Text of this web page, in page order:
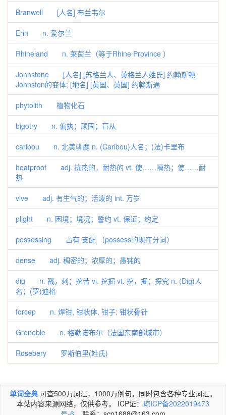
Branwell [人名] 布兰韦尔
Erin n. 爱尔兰
Rhineland n. 莱茵兰（等于Rhine Province ）
Johnstone [人名] [苏格兰人、英格兰人姓氏] 约翰斯顿
Johnston的变体; [地名] [英国、英国] 约翰斯通
phytolith 植物化石
bigotry n. 偏执；顽固；盲从
caribou n. 北美驯鹿 n. (Caribou)人名；(法)卡里布
heatproof adj. 抗热的，耐热的 vt. 使……隔热；使……耐
热
vive adj. 有生气的；活泼的 int. 万岁
plight n. 困境；境况；誓约 vt. 保证；约定
possessing 占有 支配 （possess的现在分词）
dense adj. 稠密的；浓厚的；愚钝的
dig n. 戳，刺；挖苦 vi. 挖掘 vt. 挖，掘；探究 n. (Dig)人
名；(罗)迪格
forcep n. 焊钳, 钳状体, 钳子; 钳状骨针
Grenoble n. 格勒诺布尔（法国东南部城市）
Rosebery 罗斯伯里(姓氏)
单词全典 可查500万词汇，1000万例句，同时包含各种专业词汇。
本站内容来源网络，仅供参考。 ICP证： 琼ICP备2022019473